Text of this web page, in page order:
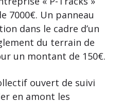
7000€. Un panneau
dans le cadre d’un
du terrain de
un montant de 150€.
ouvert de suivi
en amont les